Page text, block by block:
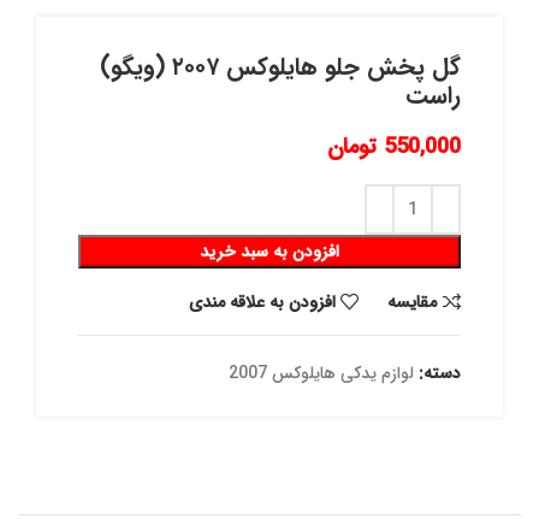
گل پخش جلو هايلوكس ٢٠٠٧ (ويگو)
راست
550,000 تومان
افزودن به سبد خرید
مقايسه
افزودن به علاقه مندی
دسته: لوازم یدکی هایلوکس 2007